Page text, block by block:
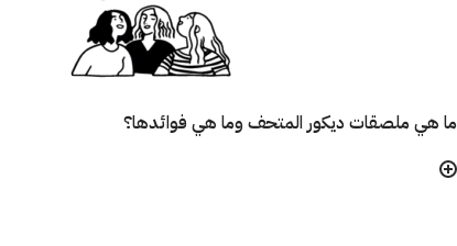
ما هي ملصقات ديكور المتحف وما هي فوائدها؟